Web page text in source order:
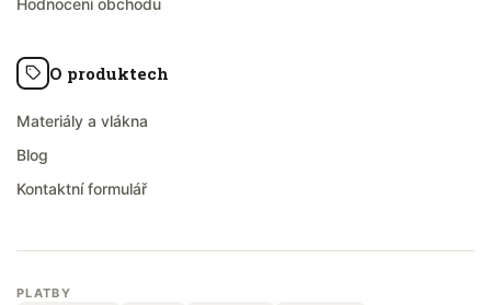
O produktech
Materiály a vlákna
Blog
Kontaktní formulář
PLATBY